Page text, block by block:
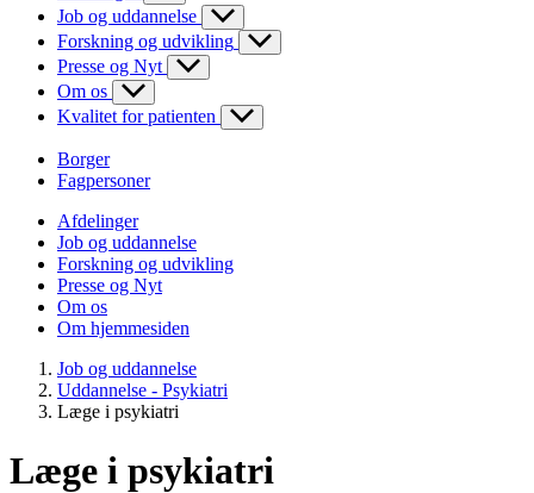
Job og uddannelse
Forskning og udvikling
Presse og Nyt
Om os
Kvalitet for patienten
Borger
Fagpersoner
Afdelinger
Job og uddannelse
Forskning og udvikling
Presse og Nyt
Om os
Om hjemmesiden
Job og uddannelse
Uddannelse - Psykiatri
Læge i psykiatri
Læge i psykiatri